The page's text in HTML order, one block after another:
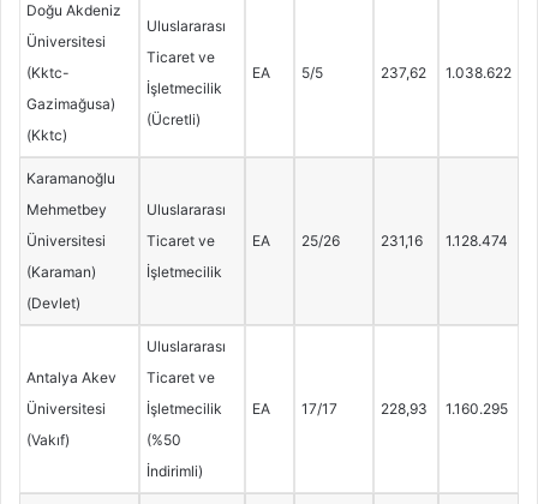
Doğu Akdeniz
Üniversitesi
(Kktc-
Gazimağusa)
(Kktc)
Uluslararası
Ticaret ve
İşletmecilik
(Ücretli)
EA 5/5 237,62 1.038.622
Karamanoğlu
Mehmetbey
Üniversitesi
(Karaman)
(Devlet)
Uluslararası
Ticaret ve
İşletmecilik
EA 25/26 231,16 1.128.474
Antalya Akev
Üniversitesi
(Vakıf)
Uluslararası
Ticaret ve
İşletmecilik
(%50
İndirimli)
EA 17/17 228,93 1.160.295